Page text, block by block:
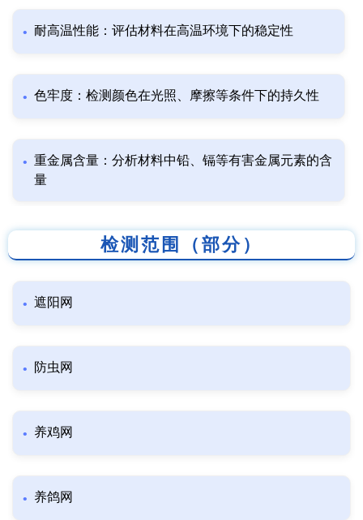
耐高温性能：评估材料在高温环境下的稳定性
色牢度：检测颜色在光照、摩擦等条件下的持久性
重金属含量：分析材料中铅、镉等有害金属元素的含
量
检测范围（部分）
遮阳网
防虫网
养鸡网
养鸽网